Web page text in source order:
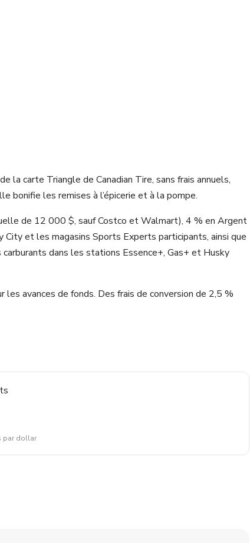
la carte Triangle de Canadian Tire, sans frais annuels,
bonifie les remises à l’épicerie et à la pompe.
de 12 000 $, sauf Costco et Walmart), 4 % en Argent
City et les magasins Sports Experts participants, ainsi que
dans les stations Essence+, Gas+ et Husky
avances de fonds. Des frais de conversion de 2,5 %
par dollar